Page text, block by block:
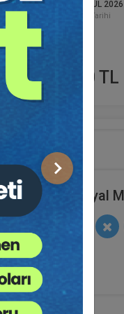
Sonraki
17 EYLÜL 2026
Eğitim Tarihi
750 TL
Sosyal